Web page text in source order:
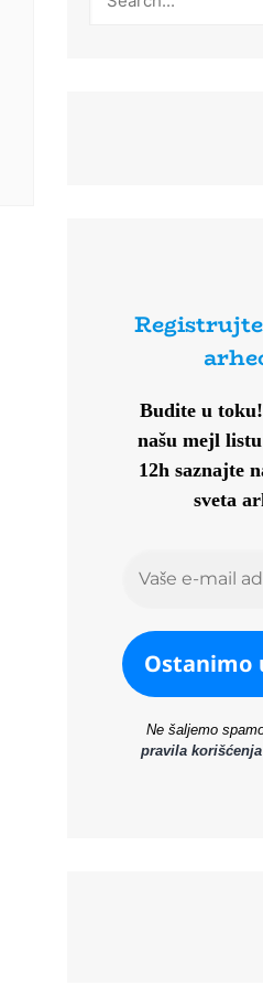
Budite u toku!
našu mejl
12h saznajte
sveta
Ne šaljemo
pravila korišćenja